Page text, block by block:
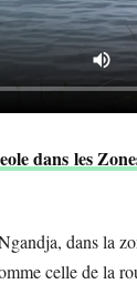
dans les
dans la
celle de la